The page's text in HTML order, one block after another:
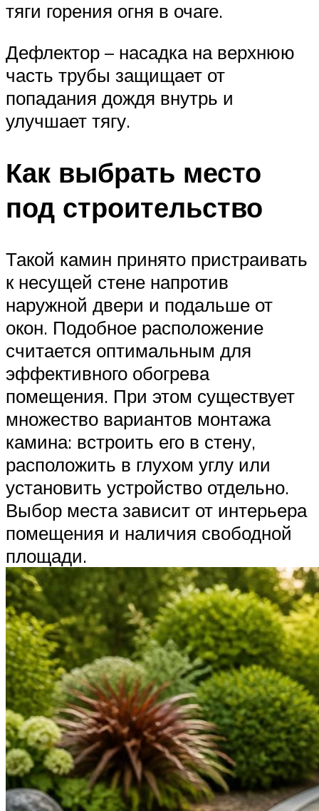
тяги горения огня в очаге.
Дефлектор – насадка на верхнюю
часть трубы защищает от
попадания дождя внутрь и
улучшает тягу.
Как выбрать место
под строительство
Такой камин принято пристраивать
к несущей стене напротив
наружной двери и подальше от
окон. Подобное расположение
считается оптимальным для
эффективного обогрева
помещения. При этом существует
множество вариантов монтажа
камина: встроить его в стену,
расположить в глухом углу или
установить устройство отдельно.
Выбор места зависит от интерьера
помещения и наличия свободной
площади.